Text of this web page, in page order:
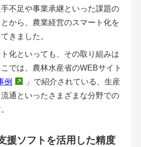
員登録無料 アグリウェブの使い方
ベント・プロジェクト掲示板
営アシストチャット
相談できる専門家一覧
不足や事業承継といった課題の
から、農業経営のスマート化を
きました。
化といっても、その取り組みは
では、農林水産省のWEBサイト
例
」で紹介されている、生産
通といったさまざまな分野での
援ソフトを活用した精度